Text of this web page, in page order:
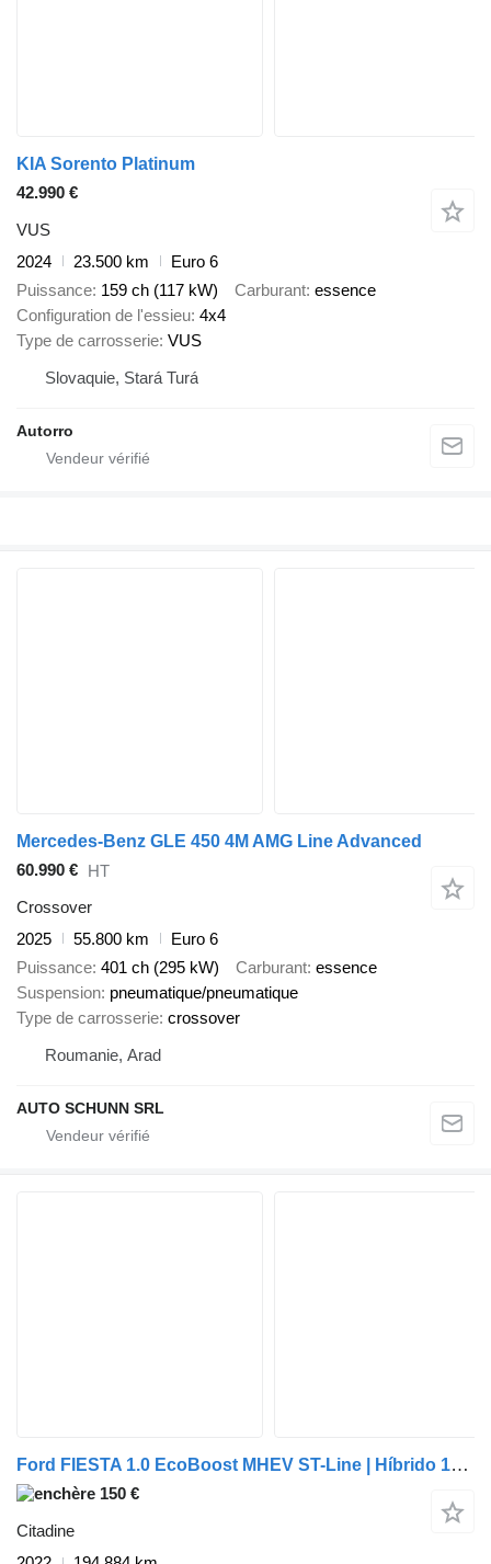
KIA Sorento Platinum
42.990 €
VUS
2024
23.500 km
Euro 6
Puissance 159 ch (117 kW) Carburant essence
Configuration de l'essieu 4x4
Type de carrosserie VUS
Slovaquie, Stará Turá
Autorro
Mercedes-Benz GLE 450 4M AMG Line Advanced
60.990 € HT
Crossover
2025
55.800 km
Euro 6
Puissance 401 ch (295 kW) Carburant essence
Suspension pneumatique/pneumatique
Type de carrosserie crossover
Roumanie, Arad
AUTO SCHUNN SRL
Ford FIESTA 1.0 EcoBoost MHEV ST-Line | Híbrido 125cv 2022 - 1774-LWR
150 €
Citadine